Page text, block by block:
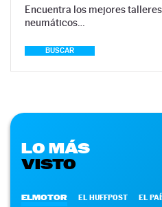
Encuentra los mejores
neumáticos…
BUSCAR
LO MÁS
VISTO
ELMOTOR EL HUFFPOST EL